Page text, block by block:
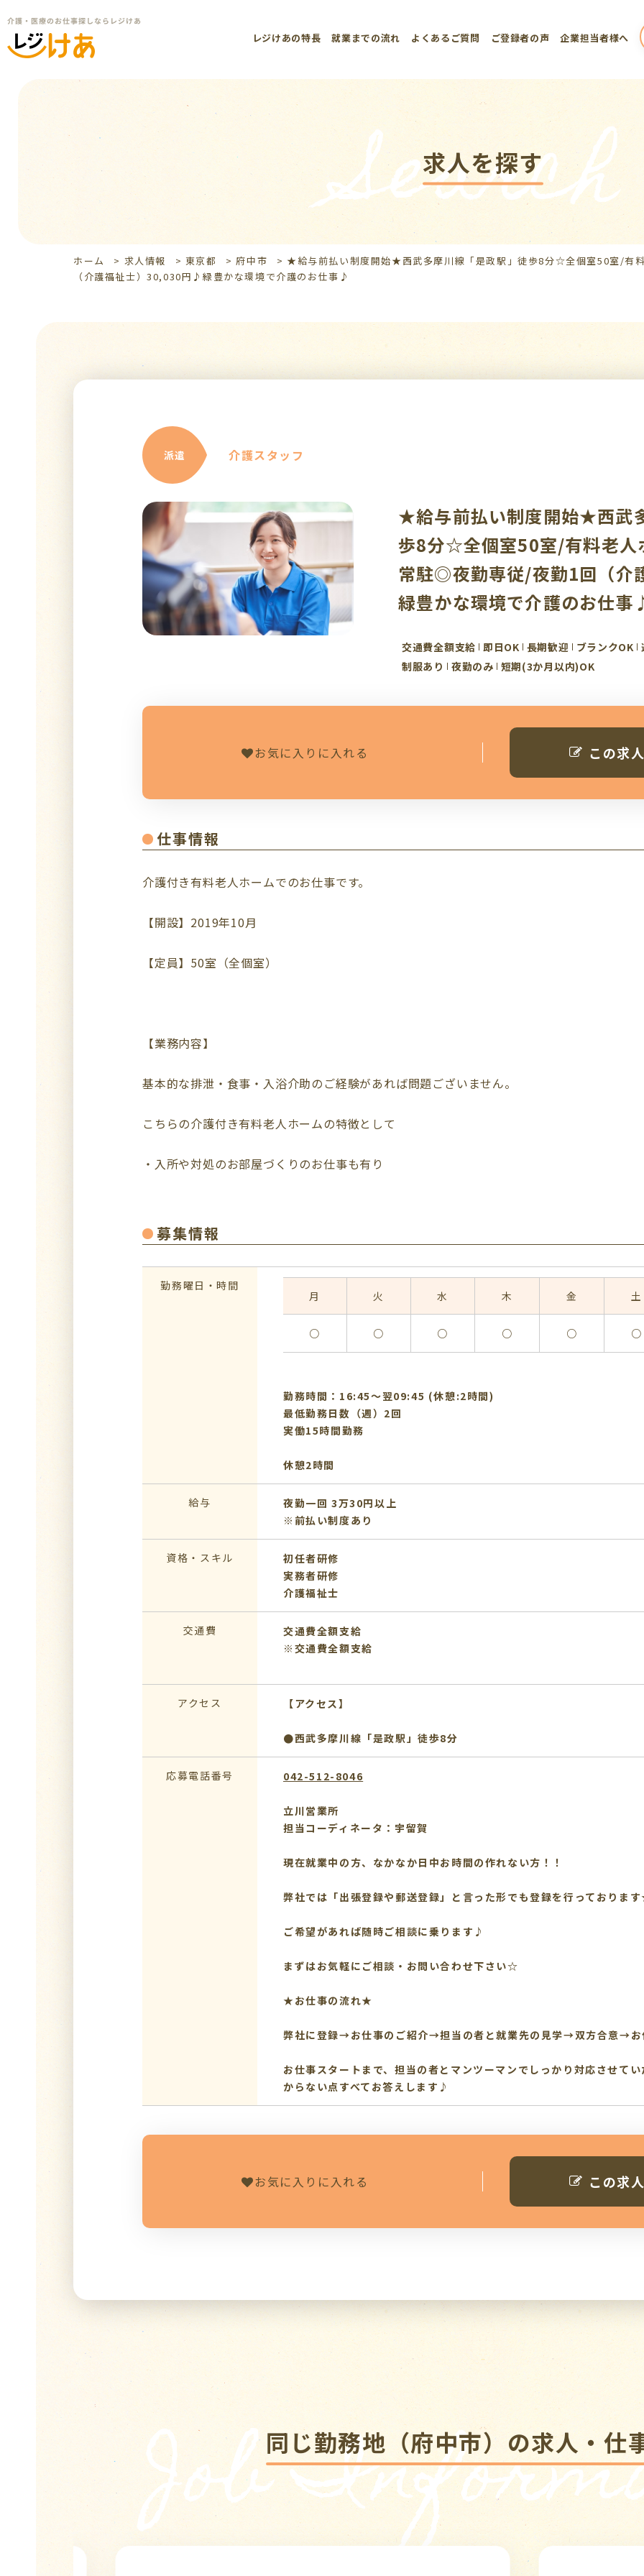
レジけあの特長 就業までの流れ よくあるご質問 ご登録者の声 企業担当者様へ
求人を探す
Search
ホーム > 求人情報 > 東京都 >府中市 >★給与前払い制度開始★西武多摩川線「是政駅」徒歩8分☆全個室50室/有
（介護福祉士）30,030円♪緑豊かな環境で介護のお仕事♪
派遣 介護スタッフ
★給与前払い制度開始★西武
歩8分☆全個室50室/有料老人
常駐◎夜勤専従/夜勤1回（
緑豊かな環境で介護のお仕
交通費全額支給 即日OK 長期歓迎 ブランクOK
制服あり
夜勤のみ 短期(3か月以内)OK
お気に入りに入れる この求
仕事情報
介護付き有料老人ホームでのお仕事です。
【開設】2019年10月
【定員】50室（全個室）
【業務内容】
基本的な排泄・食事・入浴介助のご経験があれば問題ございません。
こちらの介護付き有料老人ホームの特徴として
・入所や対処のお部屋づくりのお仕事も有り
募集情報
勤務曜日・時間
月 火 水 木 金 土
○ ○ ○ ○ ○ ○
勤務時間：16:45〜翌09:45 (休憩:2時間)
最低勤務日数（週）2回
実働15時間勤務
休憩2時間
給与
夜勤一回 3万30円以上
※前払い制度あり
資格・スキル
初任者研修
実務者研修
介護福祉士
交通費
交通費全額支給
※交通費全額支給
アクセス 【アクセス】
●西武多摩川線「是政駅」徒歩8分
応募電話番号 042-512-8046
立川営業所
担当コーディネータ：宇留賀
現在就業中の方、なかなか日中お時間の作れない方！！
弊社では「出張登録や郵送登録」と言った形でも登録を行っておりま
ご希望があれば随時ご相談に乗ります♪
まずはお気軽にご相談・お問い合わせ下さい☆
★お仕事の流れ★
弊社に登録→お仕事のご紹介→担当の者と就業先の見学→双方合意→
お仕事スタートまで、担当の者とマンツーマンでしっかり対応させて
からない点すべてお答えします♪
お気に入りに入れる この求
Job同じ勤務地（府中市）の求人・仕